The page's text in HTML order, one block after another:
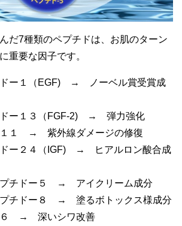
だ7種類のペプチドは、お肌のターン
重要な因子です。
ドー１（EGF) → ノーベル賞受賞成
ドー１３（FGF-2) → 弾力強化
１１ → 紫外線ダメージの修復
ドー２４（IGF) → ヒアルロン酸合成
プチドー５ → アイクリーム成分
プチドー８ → 塗るボトックス様成分
６ → 深いシワ改善